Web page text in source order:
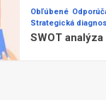
Obľúbené
Strategická
SWOT analýza